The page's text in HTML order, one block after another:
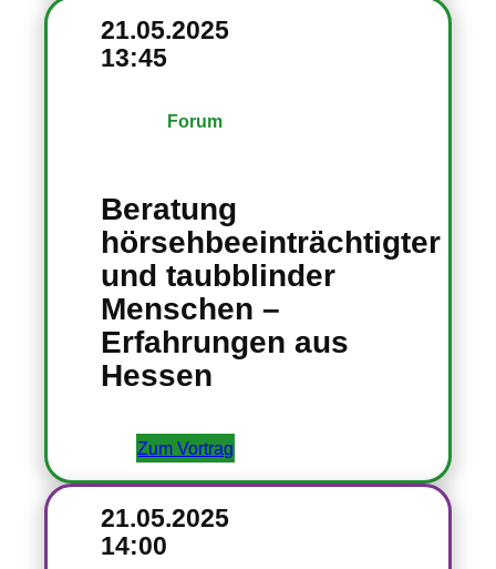
21.05.2025
13:45
Forum
Beratung
hörsehbeeinträchtigter
und taubblinder
Menschen –
Erfahrungen aus
Hessen
Zum Vortrag
21.05.2025
14:00